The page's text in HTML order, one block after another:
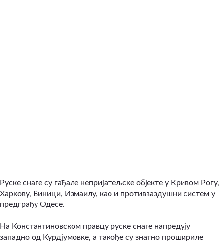
Руске снаге су гађале непријатељске објекте у Кривом Рогу,
Харкову, Виници, Измаилу, као и противваздушни систем у
предграђу Одесе.
На Константиновском правцу руске снаге напредују
западно од Курдјумовке, а такође су знатно прошириле